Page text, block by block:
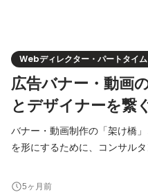
Webディレクター・パートタイ
広告バナー・動画
とデザイナーを繋
バナー・動画制作の「架け橋」
を形にするために、コンサル
はなく、内容を精査し、最適
5ヶ月前